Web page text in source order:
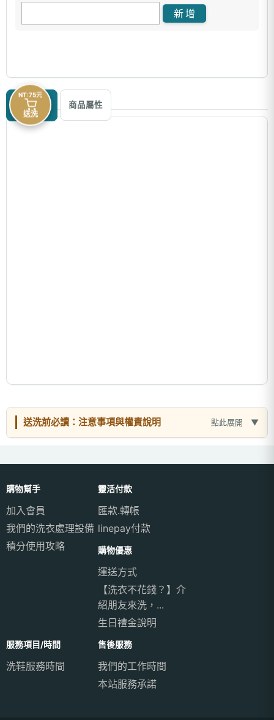
商品描述 商品屬性
送洗前必讀：注意事項與權責說明 點此展開
購物幫手
加入會員
我們的洗衣處理設備
積分使用攻略
靈活付款
匯款.轉帳
linepay付款
購物優惠
運送方式
【洗衣不花錢？】介
紹朋友來洗，...
生日禮金說明
服務項目/時間
洗鞋服務時間
售後服務
我們的工作時間
本站服務承諾
NT:75元
送洗